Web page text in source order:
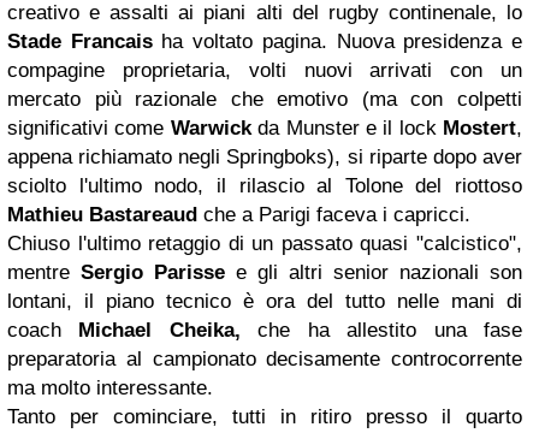
creativo e assalti ai piani alti del rugby continenale, lo
Stade Francaisha voltato pagina. Nuova presidenza e
compagine proprietaria, volti nuovi arrivati con un
mercato più razionale che emotivo (ma con colpetti
significativi come Warwickda Munster e il lock Mostert,
appena richiamato negli Springboks), si riparte dopo aver
sciolto l'ultimo nodo, il rilascio al Tolone del riottoso
Mathieu Bastareaud che a Parigi faceva i capricci.
Chiuso l'ultimo retaggio di un passato quasi "calcistico",
mentre Sergio Parisse e gli altri senior nazionali son
lontani, il piano tecnico è ora del tutto nelle mani di
coach Michael Cheika,che
ha allestito una fase
preparatoria al campionato decisamente controcorrente
ma molto interessante.
Tanto per cominciare, tutti in ritiro presso il quarto